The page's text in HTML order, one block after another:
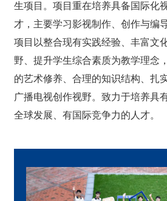
生项目。项目重在培养具备国际化
才，主要学习影视制作、创作与编
项目以整合现有实践经验、丰富文
野、提升学生综合素质为教学理念
的艺术修养、合理的知识结构、扎
广播电视创作视野。致力于培养具
全球发展、有国际竞争力的人才。